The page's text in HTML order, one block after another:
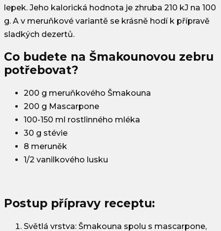
lepek. Jeho kalorická hodnota je zhruba 210 kJ na 100
g. A v meruňkové variantě se krásně hodí k přípravě
sladkých dezertů.
Co budete na Šmakounovou zebru
potřebovat?
200 g meruňkového Šmakouna
200 g Mascarpone
100-150 ml rostlinného mléka
30 g stévie
8 meruněk
1/2 vanilkového lusku
Postup přípravy receptu:
Světlá vrstva: Šmakouna spolu s mascarpone,